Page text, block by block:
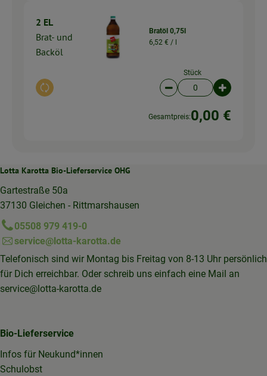
2 EL
Brat- und
Backöl
Auswahl ändern
Bratöl 0,75l
6,52 € /
Stück
Artikelanzahl
Gesamtpreis:0,00 €
Lotta Karotta Bio-Lieferservice OHG
Gartestraße 50a
37130 Gleichen - Rittmarshausen
05508 979 419-0
service@lotta-karotta.de
Telefonisch sind wir Montag bis Freitag von 8-13 Uhr persönlich
für Dich erreichbar. Oder schreib uns einfach eine Mail an
service@lotta-karotta.de
Bio-Lieferservice
Infos für Neukund*innen
Schulobst